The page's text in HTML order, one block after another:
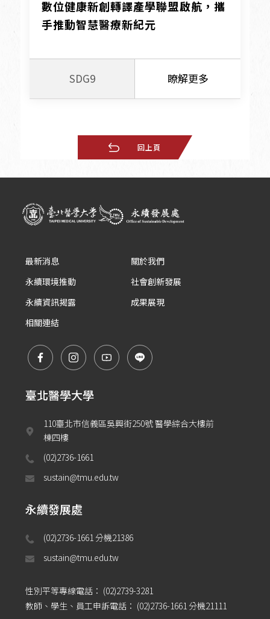
數位健康新創轉譯產學聯盟啟航，攜
手推動智慧醫療新紀元
SDG9 瞭解更多
回上頁
最新消息
關於我們
永續環境推動
社會創新發展
永續資訊揭露
成果展現
相關連結
臺北醫學大學
110臺北市信義區吳興街250號 醫學綜合大樓前
棟四樓
(02)2736-1661
sustain@tmu.edu.tw
永續發展處
(02)2736-1661 分機21386
sustain@tmu.edu.tw
性別平等專線電話： (02)2739-3281
教師、學生、員工申訴電話： (02)2736-1661 分機21111